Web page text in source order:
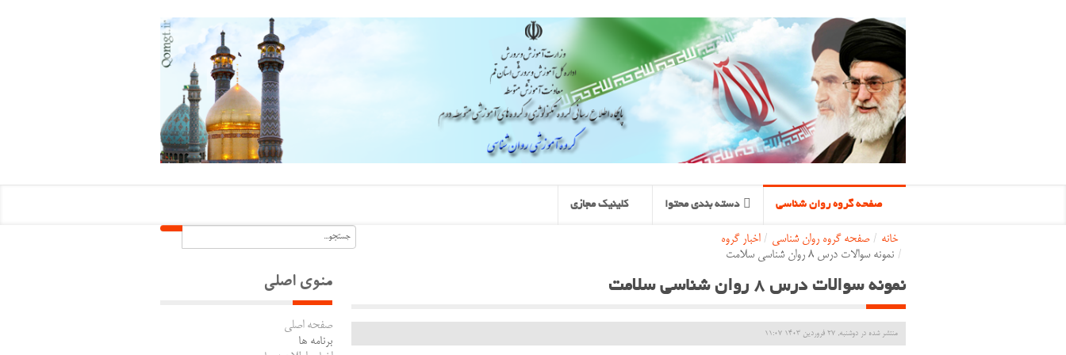
صفحه گروه روان شناسی دسته بندی محتوا کلینیک مجازی
خانه / صفحه گروه روان شناسی / اخبار گروه
/ نمونه سوالات درس 8 روان شناسی سلامت
نمونه سوالات درس 8 روان شناسی سلامت
منتشر شده در دوشنبه, 27 فروردين 1403 11:07
منوی اصلی
صفحه اصلی
برنامه ها